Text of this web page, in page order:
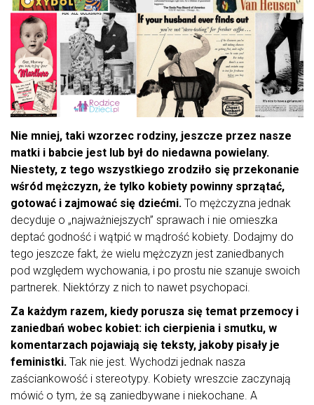
Nie mniej, taki wzorzec rodziny, jeszcze przez nasze
matki i babcie jest lub był do niedawna powielany.
Niestety, z tego wszystkiego zrodziło się przekonanie
wśród mężczyzn, że tylko kobiety powinny sprzątać,
gotować i zajmować się dziećmi. To mężczyzna jednak
decyduje o „najważniejszych” sprawach i nie omieszka
deptać godność i wątpić w mądrość kobiety. Dodajmy do
tego jeszcze fakt, że wielu mężczyzn jest zaniedbanych
pod względem wychowania, i po prostu nie szanuje swoich
partnerek. Niektórzy z nich to nawet psychopaci.
Za każdym razem, kiedy porusza się temat przemocy i
zaniedbań wobec kobiet: ich cierpienia i smutku, w
komentarzach pojawiają się teksty, jakoby pisały je
feministki. Tak nie jest. Wychodzi jednak nasza
zaściankowość i stereotypy. Kobiety wreszcie zaczynają
mówić o tym, że są zaniedbywane i niekochane. A